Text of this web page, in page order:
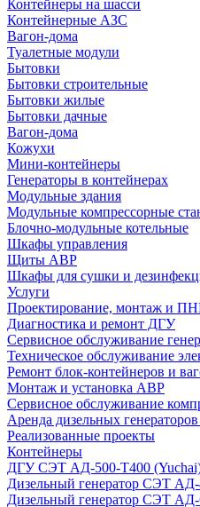
Контейнеры на шасси
Контейнерные АЗС
Вагон-дома
Туалетные модули
Бытовки
Бытовки строительные
Бытовки жилые
Бытовки дачные
Вагон-дома
Кожухи
Мини-контейнеры
Генераторы в контейнерах
Модульные здания
Модульные компрессорные
Блочно-модульные котельные
Шкафы управления
Щиты АВР
Шкафы для сушки и
Услуги
Проектирование, монтаж и
Диагностика и ремонт ДГУ
Сервисное обслуживание
Техническое обслуживание
Ремонт блок-контейнеров и
Монтаж и установка АВР
Сервисное обслуживание
Аренда дизельных
Реализованные проекты
Контейнеры
ДГУ СЭТ АД-500-Т400 (Yuchai)
Дизельный генератор СЭТ АД-
Дизельный генератор СЭТ АД-